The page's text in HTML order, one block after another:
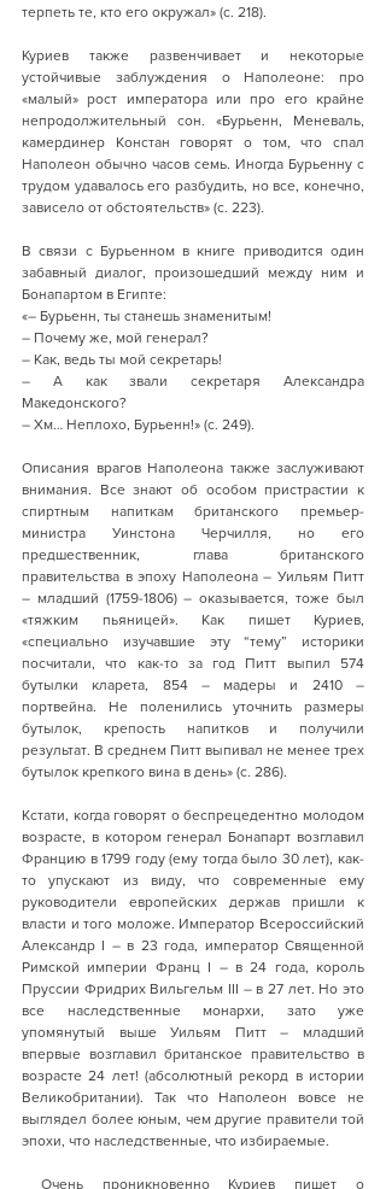
терпеть те, кто его окружал» (с. 218).
Куриев также развенчивает и некоторые
устойчивые заблуждения о Наполеоне: про
«малый» рост императора или про его крайне
непродолжительный сон. «Бурьенн, Меневаль,
камердинер Констан говорят о том, что спал
Наполеон обычно часов семь. Иногда Бурьенну с
трудом удавалось его разбудить, но все, конечно,
зависело от обстоятельств» (с. 223).
В связи с Бурьенном в книге приводится один
забавный диалог, произошедший между ним и
Бонапартом в Египте:
«– Бурьенн, ты станешь знаменитым!
– Почему же, мой генерал?
– Как, ведь ты мой секретарь!
– А как звали секретаря Александра
Македонского?
– Хм… Неплохо, Бурьенн!» (с. 249).
Описания врагов Наполеона также заслуживают
внимания. Все знают об особом пристрастии к
спиртным напиткам британского премьер-
министра Уинстона Черчилля, но его
предшественник, глава британского
правительства в эпоху Наполеона – Уильям Питт
– младший (1759-1806) – оказывается, тоже был
«тяжким пьяницей». Как пишет Куриев,
«специально изучавшие эту “тему” историки
посчитали, что как-то за год Питт выпил 574
бутылки кларета, 854 – мадеры и 2410 –
портвейна. Не поленились уточнить размеры
бутылок, крепость напитков и получили
результат. В среднем Питт выпивал не менее трех
бутылок крепкого вина в день» (с. 286).
Кстати, когда говорят о беспрецедентно молодом
возрасте, в котором генерал Бонапарт возглавил
Францию в 1799 году (ему тогда было 30 лет), как-
то упускают из виду, что современные ему
руководители европейских держав пришли к
власти и того моложе. Император Всероссийский
Александр I – в 23 года, император Священной
Римской империи Франц I – в 24 года, король
Пруссии Фридрих Вильгельм III – в 27 лет. Но это
все наследственные монархи, зато уже
упомянутый выше Уильям Питт – младший
впервые возглавил британское правительство в
возрасте 24 лет! (абсолютный рекорд в истории
Великобритании). Так что Наполеон вовсе не
выглядел более юным, чем другие правители той
эпохи, что наследственные, что избираемые.